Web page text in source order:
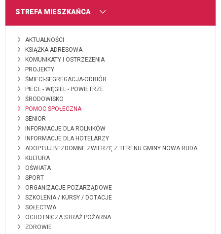
MENU
STREFA MIESZKAŃCA
AKTUALNOŚCI
KSIĄŻKA ADRESOWA
KOMUNIKATY I OSTRZEŻENIA
PROJEKTY
ŚMIECI-SEGREGACJA-ODBIÓR
PIECE - WĘGIEL - POWIETRZE
ŚRODOWISKO
POMOC SPOŁECZNA
SENIOR
INFORMACJE DLA ROLNIKÓW
INFORMACJE DLA HOTELARZY
ADOPTUJ BEZDOMNE ZWIERZĘ Z TERENU GMINY NOWA RUDA
KULTURA
OŚWIATA
SPORT
ORGANIZACJE POZARZĄDOWE
SZKOLENIA / KURSY / DOTACJE
SOŁECTWA
OCHOTNICZA STRAŻ POŻARNA
ZDROWIE